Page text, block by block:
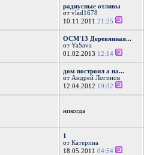
радиусные отливы
отvlad1678
10.11.201121:25
ОСМ'13 Деревянная...
отYaSava
01.02.2013 12:14
дом построил а на...
от Андрей Логинов
12.04.2012 19:32
никогда
1
отКатерина
18.05.201104:54